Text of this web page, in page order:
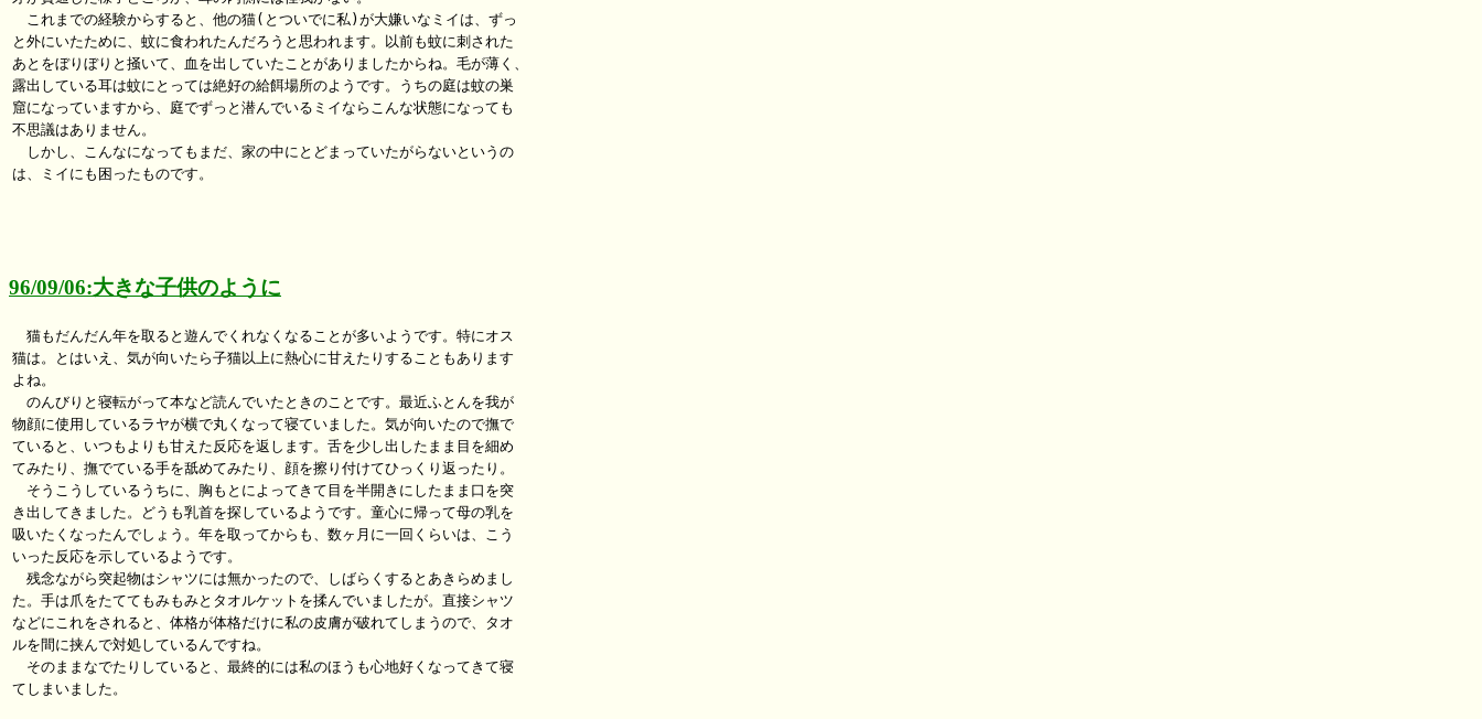
これまでの経験からすると、他の猫(とついでに私)が大嫌いなミイは、ずっ
と外にいたために、蚊に食われたんだろうと思われます。以前も蚊に刺された
あとをぼりぼりと掻いて、血を出していたことがありましたからね。毛が薄く、
露出している耳は蚊にとっては絶好の給餌場所のようです。うちの庭は蚊の巣
窟になっていますから、庭でずっと潜んでいるミイならこんな状態になっても
不思議はありません。
しかし、こんなになってもまだ、家の中にとどまっていたがらないというの
は、ミイにも困ったものです。
96/09/06:大きな子供のように
猫もだんだん年を取ると遊んでくれなくなることが多いようです。特にオス
猫は。とはいえ、気が向いたら子猫以上に熱心に甘えたりすることもあります
よね。
のんびりと寝転がって本など読んでいたときのことです。最近ふとんを我が
物顔に使用しているラヤが横で丸くなって寝ていました。気が向いたので撫で
ていると、いつもよりも甘えた反応を返します。舌を少し出したまま目を細め
てみたり、撫でている手を舐めてみたり、顔を擦り付けてひっくり返ったり。
そうこうしているうちに、胸もとによってきて目を半開きにしたまま口を突
き出してきました。どうも乳首を探しているようです。童心に帰って母の乳を
吸いたくなったんでしょう。年を取ってからも、数ヶ月に一回くらいは、こう
いった反応を示しているようです。
残念ながら突起物はシャツには無かったので、しばらくするとあきらめまし
た。手は爪をたててもみもみとタオルケットを揉んでいましたが。直接シャツ
などにこれをされると、体格が体格だけに私の皮膚が破れてしまうので、タオ
ルを間に挟んで対処しているんですね。
そのままなでたりしていると、最終的には私のほうも心地好くなってきて寝
てしまいました。